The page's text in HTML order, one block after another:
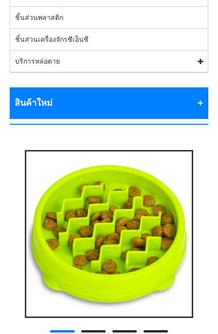
ชิ้นส่วนพลาสติก
ชิ้นส่วนเครื่องจักรซีเอ็นซี
บริการหล่อตาย
สินค้าใหม่